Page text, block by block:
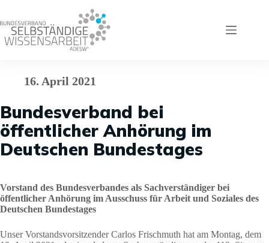
springen
16. April 2021
Bundesverband bei
öffentlicher Anhörung im
Deutschen Bundestages
Vorstand des Bundesverbandes als Sachverständiger bei
öffentlicher Anhörung im Ausschuss für Arbeit und Soziales des
Deutschen Bundestages
Unser Vorstandsvorsitzender Carlos Frischmuth hat am Montag, dem